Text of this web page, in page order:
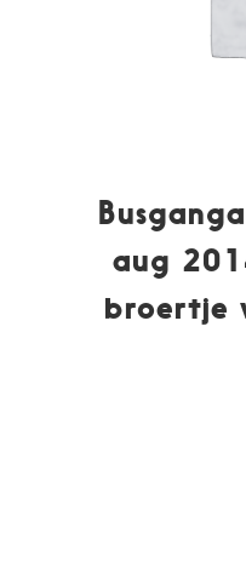
aug
broertje